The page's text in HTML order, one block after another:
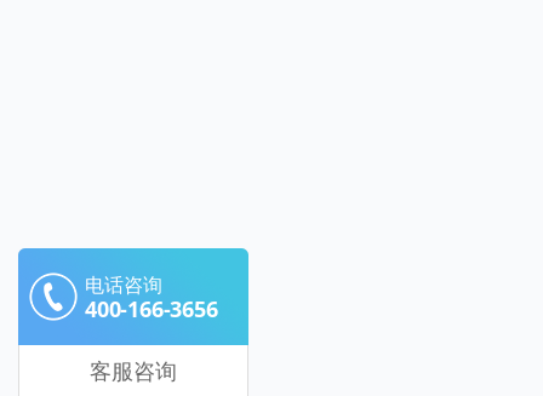
电话咨询
400-166-3656
客服咨询